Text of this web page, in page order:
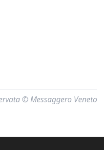
© Messaggero Veneto